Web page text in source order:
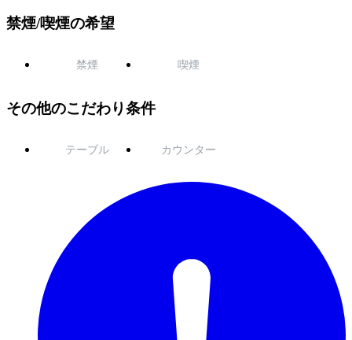
禁煙/喫煙の希望
禁煙 喫煙
その他のこだわり条件
テーブル カウンター